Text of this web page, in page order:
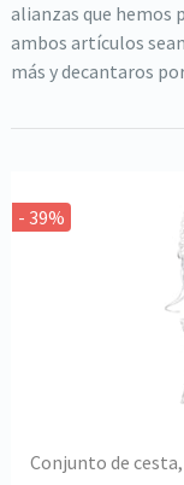
alianzas que hemos
ambos artículos
más y decantaros
- 39%
Conjunto de